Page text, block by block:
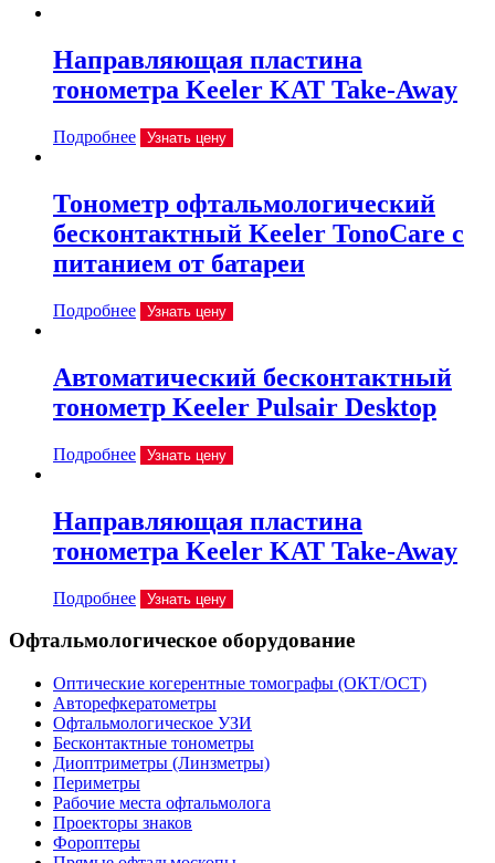
Направляющая пластина
тонометра Keeler KAT Take-Away
Подробнее Узнать цену
Тонометр офтальмологический
бесконтактный Keeler TonoCare с
питанием от батареи
Подробнее Узнать цену
Автоматический бесконтактный
тонометр Keeler Pulsair Desktop
Подробнее Узнать цену
Направляющая пластина
тонометра Keeler KAT Take-Away
Подробнее Узнать цену
Офтальмологическое оборудование
Оптические когерентные томографы (ОКТ/ОСТ)
Авторефкератометры
Офтальмологическое УЗИ
Бесконтактные тонометры
Диоптриметры (Линзметры)
Периметры
Рабочие места офтальмолога
Проекторы знаков
Фороптеры